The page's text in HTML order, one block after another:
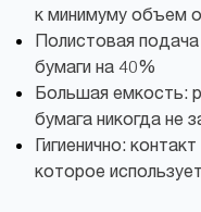
к минимуму объем
Полистовая
бумаги на 40%
Большая емкость:
бумага никогда не
Гигиенично:
которое